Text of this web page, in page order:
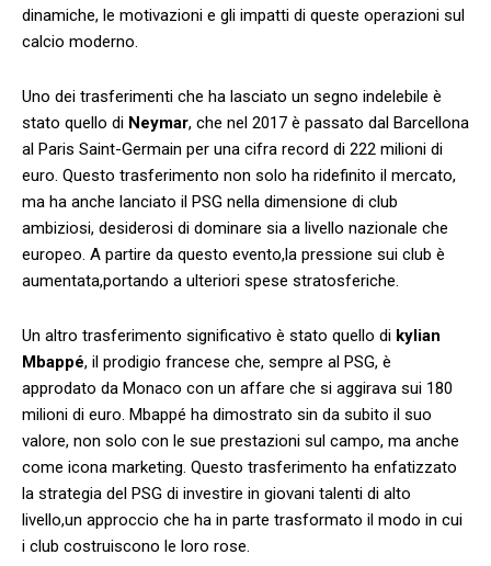
dinamiche, le motivazioni e ​gli impatti di queste operazioni ‍sul
calcio moderno.
Uno ⁤dei⁣ trasferimenti che ha lasciato un segno indelebile è
stato‌ quello di Neymar, che⁣ nel 2017‍ è passato dal ​Barcellona
al⁣ Paris‍ Saint-Germain‍ per ‍una ⁣cifra record di 222 milioni di ​
euro. ⁣Questo trasferimento non⁢ solo ha⁣ ridefinito ⁢il mercato,
ma ha anche lanciato il ‌PSG⁤ nella dimensione di club
⁤ambiziosi,‍ desiderosi di dominare sia‍ a livello nazionale ⁤che⁣
europeo. A partire da ​questo​ evento,la pressione⁢ sui club è
aumentata,portando a ⁤ulteriori spese stratosferiche.
Un altro trasferimento significativo è stato ​quello di kylian‍
Mbappé, il ‍prodigio francese che, ‌sempre​ al PSG,‍ è
approdato‌ da Monaco con ‌un affare che si⁤ aggirava sui 180
milioni ​di euro.‍ Mbappé ‌ha dimostrato⁢ sin da subito il suo
valore, non ⁢solo‌ con le ‍sue prestazioni‌ sul campo, ma‍ anche
come ⁣icona marketing. Questo‍ trasferimento ha enfatizzato
la strategia del PSG di investire ⁤in giovani ​talenti ⁤di⁤ alto‌
livello,un approccio che ha⁣ in ​parte trasformato il modo ⁤in ‍cui
i club​ costruiscono le ⁢loro rose.